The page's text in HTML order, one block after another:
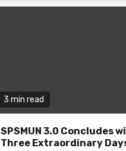
3 min read
SPSMUN 3.0 Concludes
Three Extraordinary